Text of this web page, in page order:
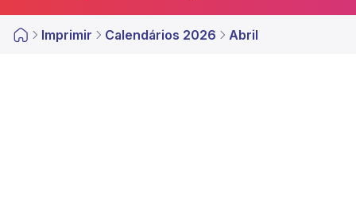
Imprimir Calendários 2026 Abril